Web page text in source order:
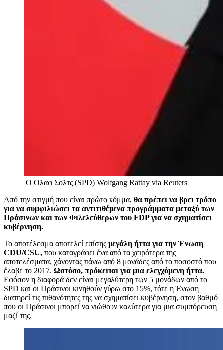
O Ολαφ Σολτς (SPD) Wolfgang Rattay via Reuters
Από την στιγμή που είναι πρώτο κόμμα, θα πρέπει να βρει τρόπο
για να συμφιλιώσει τα αντιτιθέμενα προγράμματα μεταξύ των
Πράσινων και των Φιλελεύθερων του FDP για να σχηματίσει
κυβέρνηση.
Το αποτέλεσμα αποτελεί επίσης μεγάλη ήττα για την Ένωση
CDU/CSU, που καταγράφει ένα από τα χειρότερα της
αποτελέσματα, χάνοντας πάνω από 8 μονάδες από το ποσοστό που
έλαβε το 2017. Ωστόσο, πρόκειται για μια ελεγχόμενη ήττα.
Εφόσον η διαφορά δεν είναι μεγαλύτερη των 5 μονάδων από το
SPD και οι Πράσινοι κινηθούν γύρω στο 15%, τότε η Ένωση
διατηρεί τις πιθανότητες της να σχηματίσει κυβέρνηση, στον βαθμό
που οι Πράσινοι μπορεί να νιώθουν καλύτερα για μια συμπόρευση
μαζί της.